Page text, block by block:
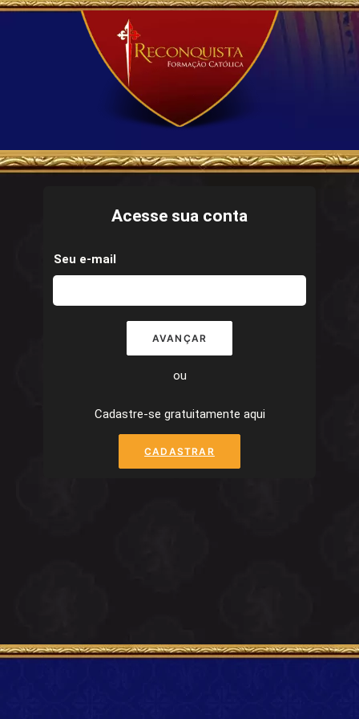
Acesse sua conta
Seu e-mail
AVANÇAR
ou
Cadastre-se gratuitamente aqui
CADASTRAR